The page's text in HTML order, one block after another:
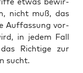
nicht muß, das
Auf­fas­sung vor­
in jedem Fall
Rich­ti­ge zur
sucht.